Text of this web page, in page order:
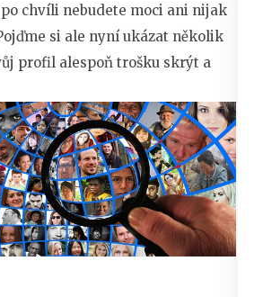
po chvíli nebudete moci ani nijak
si ale nyní ukázat několik
profil alespoň trošku skrýt a